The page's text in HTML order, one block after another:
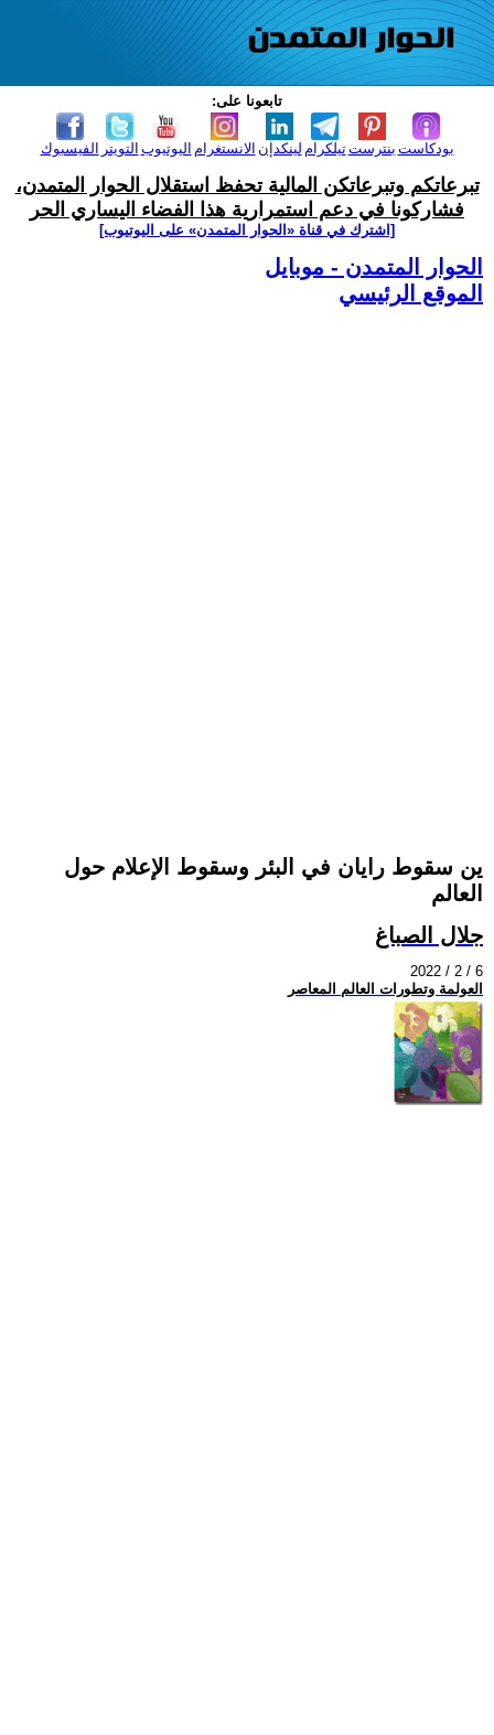
تابعونا على:
الفيسبوك التويتر اليوتيوب الانستغرام لينكدإن تيلكرامبنترست بودكاست
تبرعاتكم وتبرعاتكن المالية تحفظ استقلال الحوار المتمدن،
فشاركونا في دعم استمرارية هذا الفضاء اليساري الحر
[اشترك في قناة ‫«الحوار المتمدن» على اليوتيوب]
الحوار المتمدن - موبايل
الموقع الرئيسي
ين سقوط رايان في البئر وسقوط الإعلام حول
العالم
جلال الصباغ
2022 / 2 / 6
العولمة وتطورات العالم المعاصر